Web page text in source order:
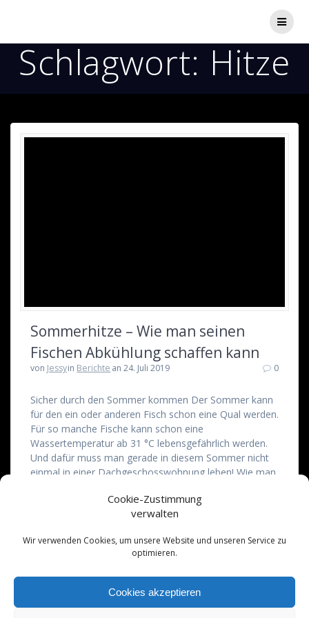
Cookie-Zustimmung
verwalten
Wir verwenden Cookies, um unsere Website und unseren Service zu
optimieren.
Cookies akzeptieren
Schlagwort: Hitze
Sommerhitze – Wie man seinen
Fischen Abkühlung schaffen kann
von Jessyin Berichte an 24. Juli 2019 0
Sicher durch den Sommer kommen Der Sommer kann
für den ein oder anderen Fisch schon eine Qual werden.
Für so manche Fische kann schon eine
Wassertemperatur ab 31 °C lebensgefährlich werden.
Und dafür muss man gerade in diesem Sommer nicht
einmal in einer Dachgeschosswohnung leben! Wie man